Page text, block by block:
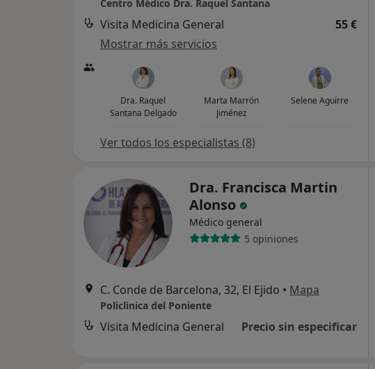
Centro Médico Dra. Raquel Santana
Visita Medicina General
55 €
Mostrar más servicios
Dra. Raquel
Santana Delgado
Marta Marrón
Jiménez
Selene Aguirre
Ver todos los especialistas (8)
Dra. Francisca Martin
Alonso
Médico general
5 opiniones
C. Conde de Barcelona, 32, El Ejido • Mapa
Policlinica del Poniente
Visita Medicina General Precio sin especificar